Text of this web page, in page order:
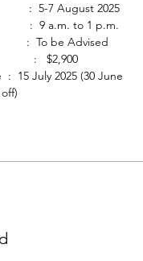
:  5-7 August 2025
:  9 a.m. to 1 p.m.
:  To be Advised
:   $2,900
15 July 2025 (30 June